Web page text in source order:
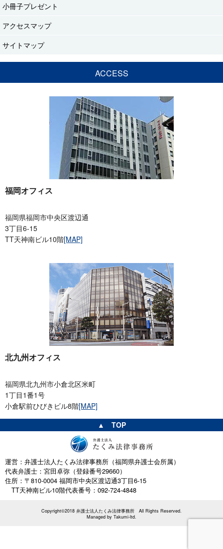
小冊子プレゼント
アクセスマップ
サイトマップ
ACCESS
福岡オフィス
福岡県福岡市中央区渡辺通
3丁目6-15
TT天神南ビル10階[MAP]
北九州オフィス
福岡県北九州市小倉北区米町
1丁目1番1号
小倉駅前ひびきビル8階[MAP]
▲ TOP
運営：弁護士法人たくみ法律事務所（福岡県弁護士会所属）
代表弁護士：宮田卓弥（登録番号29660）
住所：〒810-0004 福岡市中央区渡辺通3丁目6-15
TT天神南ビル10階代表番号：092-724-4848
Copyright©2018 弁護士法人たくみ法律事務所 All Rights Reserved.
Managed by Takumi-ltd.